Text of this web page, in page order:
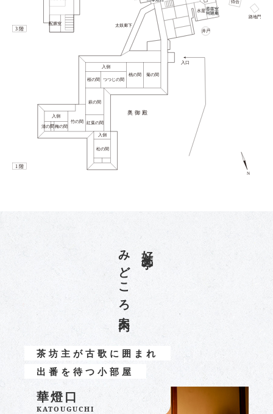
好文亭の
みどころ案内
茶坊主が古歌に囲まれ
出番を待つ小部屋
華燈口
KATOUGUCHI